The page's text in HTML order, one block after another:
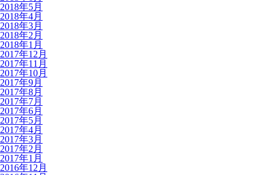
2018年5月
2018年4月
2018年3月
2018年2月
2018年1月
2017年12月
2017年11月
2017年10月
2017年9月
2017年8月
2017年7月
2017年6月
2017年5月
2017年4月
2017年3月
2017年2月
2017年1月
2016年12月